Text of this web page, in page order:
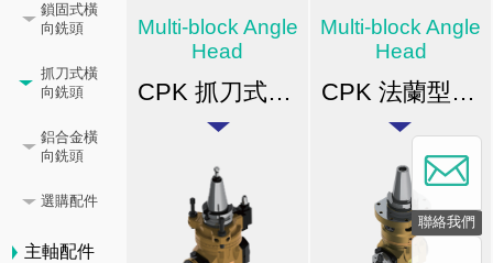
聯絡我們
Multi-block Angle
Head
CPK 抓刀式橫向銑頭(中心出水)
Multi-block Angle
Head
CPK 法蘭型自動換刀橫向銑頭(立車)
鎖固式橫
向銑頭
抓刀式橫
向銑頭
鋁合金橫
向銑頭
選購配件
主軸配件